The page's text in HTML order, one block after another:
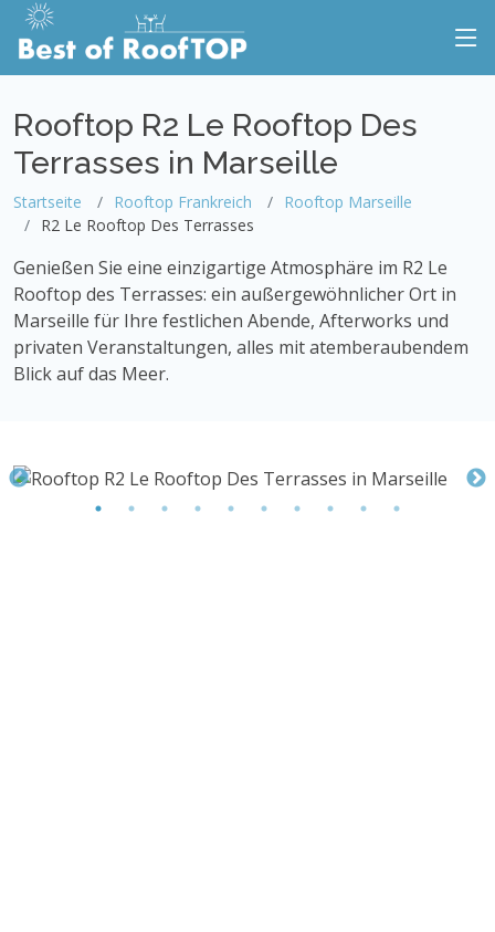
Rooftop R2 Le Rooftop Des
Terrasses in Marseille
Startseite Rooftop Frankreich
Rooftop Marseille
R2 Le Rooftop Des Terrasses
Genießen Sie eine einzigartige Atmosphäre im R2 Le
Rooftop des Terrasses: ein außergewöhnlicher Ort in
Marseille für Ihre festlichen Abende, Afterworks und
privaten Veranstaltungen, alles mit atemberaubendem
Blick auf das Meer.